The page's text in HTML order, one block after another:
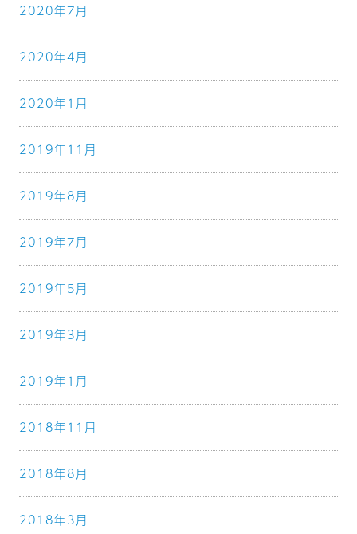
2020年7月
2020年4月
2020年1月
2019年11月
2019年8月
2019年7月
2019年5月
2019年3月
2019年1月
2018年11月
2018年8月
2018年3月